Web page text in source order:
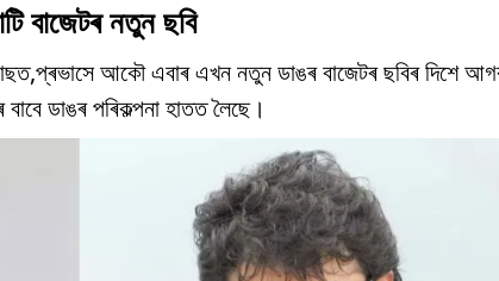
বাজেটৰ নতুন ছবি
আকৌ এবাৰ এখন নতুন ডাঙৰ বাজেটৰ ছবিৰ দিশে
ডাঙৰ পৰিকল্পনা হাতত লৈছে।